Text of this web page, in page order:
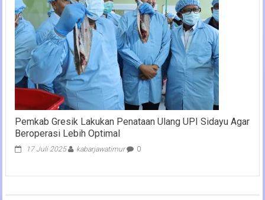
Pemkab Gresik Lakukan Penataan Ulang UPI Sidayu Agar
Beroperasi Lebih Optimal
17 Juli 2025 kabarjawatimur 0